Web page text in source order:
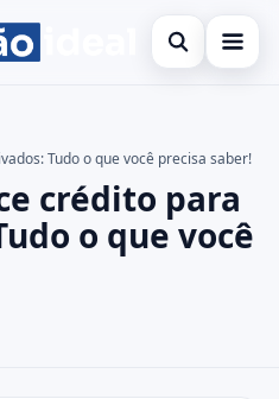
Abrir busca
ou ESC para fechar.
Tudo o que você precisa saber!
crédito para
o que você